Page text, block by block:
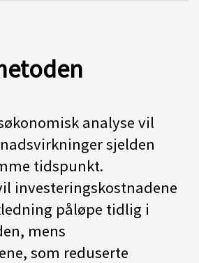
analyse vil
sjelden
tidspunkt.
investeringskostnadene
påløpe tidlig i
mens
som reduserte